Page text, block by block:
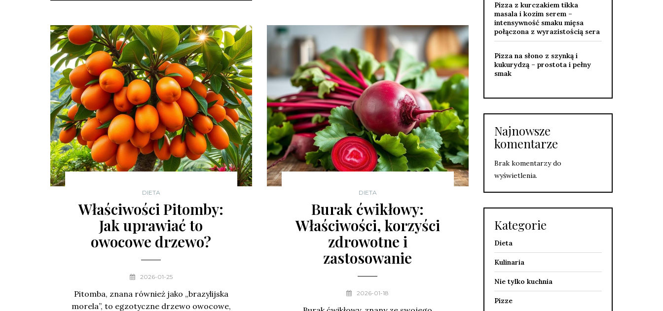
DIETA
Właściwości Pitomby:
Jak uprawiać to
owocowe drzewo?
2026-01-25
Pitomba, znana również jako „brazylijska
morela”, to egzotyczne drzewo owocowe,
DIETA
Burak ćwikłowy:
Właściwości, korzyści
zdrowotne i
zastosowanie
2026-01-18
Pizza z kurczakiem tikka
masala i kozim serem –
intensywność smaku mięsa
połączona z wyrazistością sera
Pizza na słono z szynką i
kukurydzą – prostota i pełny
smak
Najnowsze
komentarze
Brak komentarzy do
wyświetlenia.
Kategorie
Dieta
Kulinaria
Nie tylko kuchnia
Pizze